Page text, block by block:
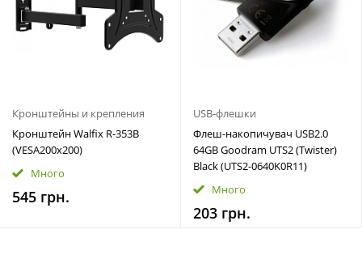
Кронштейны и крепления
Кронштейн Walfix R-353B
(VESA200х200)
Много
545 грн.
USB-флешки
Флеш-накопичувач USB2.0
64GB Goodram UTS2 (Twister)
Black (UTS2-0640K0R11)
Много
203 грн.